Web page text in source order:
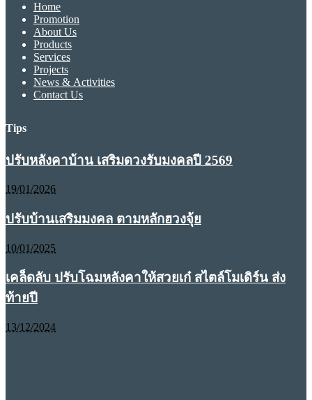
Home
Promotion
About Us
Products
Services
Projects
News & Activities
Contact Us
Tips
ปรับหลังคาบ้าน เสริมดวงรับมงคลปี 2569
19/01/2026
ปรับบ้านเสริมมงคล ตามหลักฮวงจุ้ย
10/01/2025
เคล็ดลับ ปรับโฉมหลังคาให้สวยเก๋ สไตล์โมเดิร์น ส่ง
ท้ายปี
13/12/2024